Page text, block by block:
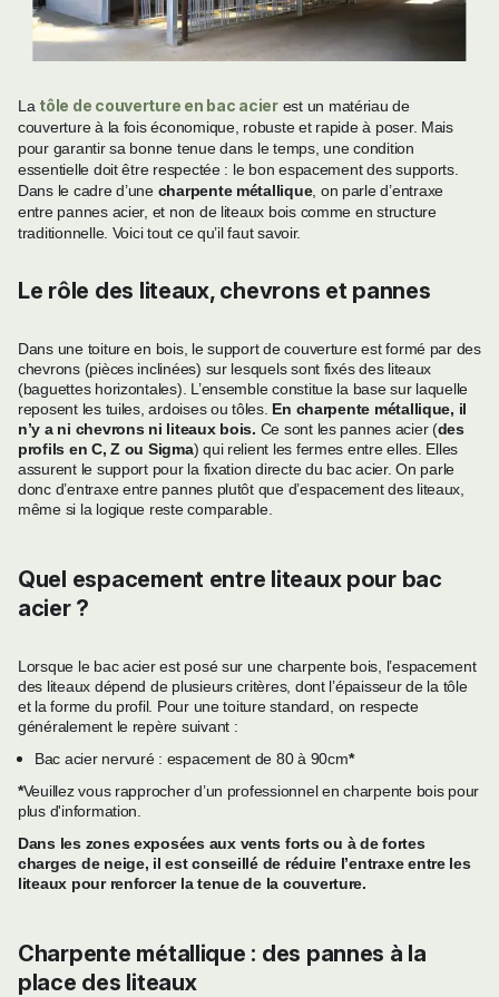
La tôle de couverture en bac acierest un matériau de
couverture à la fois économique, robuste et rapide à poser. Mais
pour garantir sa bonne tenue dans le temps, une condition
essentielle doit être respectée : le bon espacement des supports.
Dans le cadre d’une charpente métallique, on parle d’entraxe
entre pannes acier, et non de liteaux bois comme en structure
traditionnelle. Voici tout ce qu’il faut savoir.
Le rôle des liteaux, chevrons et pannes
Dans une toiture en bois, le support de couverture est formé par des
chevrons (pièces inclinées) sur lesquels sont fixés des liteaux
(baguettes horizontales). L’ensemble constitue la base sur laquelle
reposent les tuiles, ardoises ou tôles. En charpente métallique, il
n’y a ni chevrons ni liteaux bois. Ce sont les pannes acier (des
profils en C, Z ou Sigma) qui relient les fermes entre elles. Elles
assurent le support pour la fixation directe du bac acier. On parle
donc d’entraxe entre pannes plutôt que d’espacement des liteaux,
même si la logique reste comparable.
Quel espacement entre liteaux pour bac
acier ?
Lorsque le bac acier est posé sur une charpente bois, l’espacement
des liteaux dépend de plusieurs critères, dont l’épaisseur de la tôle
et la forme du profil. Pour une toiture standard, on respecte
généralement le repère suivant :
Bac acier nervuré : espacement de 80 à 90cm*
*Veuillez vous rapprocher d’un professionnel en charpente bois pour
plus d'information.
Dans les zones exposées aux vents forts ou à de fortes
charges de neige, il est conseillé de réduire l’entraxe entre les
liteaux pour renforcer la tenue de la couverture.
Charpente métallique : des pannes à la
place des liteaux